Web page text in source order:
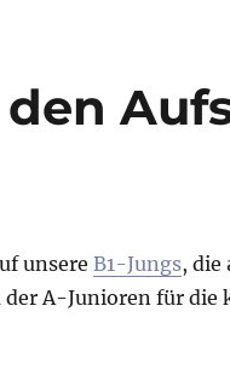
unsere B1-Jungs, die
A-Junioren für die